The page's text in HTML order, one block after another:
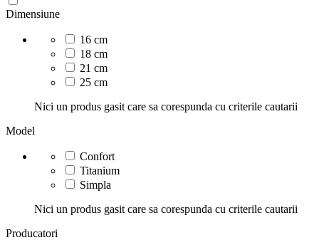
Dimensiune
16 cm
18 cm
21 cm
25 cm
Nici un produs gasit care sa corespunda cu criterile cautarii
Model
Confort
Titanium
Simpla
Nici un produs gasit care sa corespunda cu criterile cautarii
Producatori